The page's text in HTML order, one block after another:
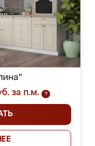
за п.м.
?